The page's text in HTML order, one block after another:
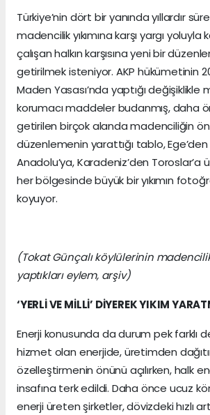
Türkiye’nin dört bir yanında yıllardır
madencilik yıkımına karşı yargı yoluyla
çalışan halkın karşısına yeni bir
getirilmek isteniyor. AKP hükümetinin
Maden Yasası’nda yaptığı
korumacı maddeler budanmış, daha
getirilen birçok alanda madenciliğin önü
düzenlemenin yarattığı tablo,
Anadolu’ya, Karadeniz’den Toroslar’a
her bölgesinde büyük bir yıkımın
koyuyor.
(Tokat Günçalı köylülerinin
yaptıkları eylem, arşiv)
‘YERLİ VE MİLLİ’ DİYEREK YIKIM
Enerji konusunda da durum pek farklı
hizmet olan enerjide, üretimden
özelleştirmenin önünü açılırken, halk
insafına terk edildi. Daha önce ucuz
enerji üreten şirketler, dövizdeki hızlı